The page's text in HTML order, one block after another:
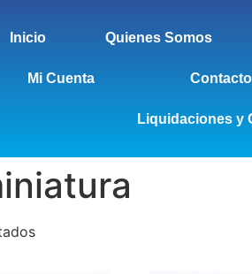
Inicio Quienes Somos
Mi Cuenta Contacto
Liquidaciones y